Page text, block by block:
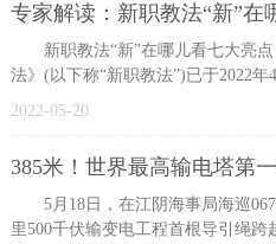
专家解读：新职教法“新”在
新职教法“新”在哪儿看七大亮
法》(以下称“新职教法”)已于2022
第三
2022-05-20
385米！世界最高输电塔第
5月18日，在江阴海事局海巡
里500千伏输变电工程首根导引绳